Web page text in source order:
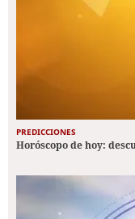
PREDICCIONES
Horóscopo de hoy: